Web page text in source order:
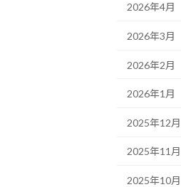
2026年4月
2026年3月
2026年2月
2026年1月
2025年12月
2025年11月
2025年10月